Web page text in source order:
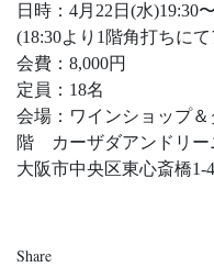
日時：4月22日(水)19:30
(18:30より1階角打ちに
会費：8,000円
定員：18名
会場：ワインショップ
階 カーザダアンドリー
大阪市中央区東心斎橋1-
Share